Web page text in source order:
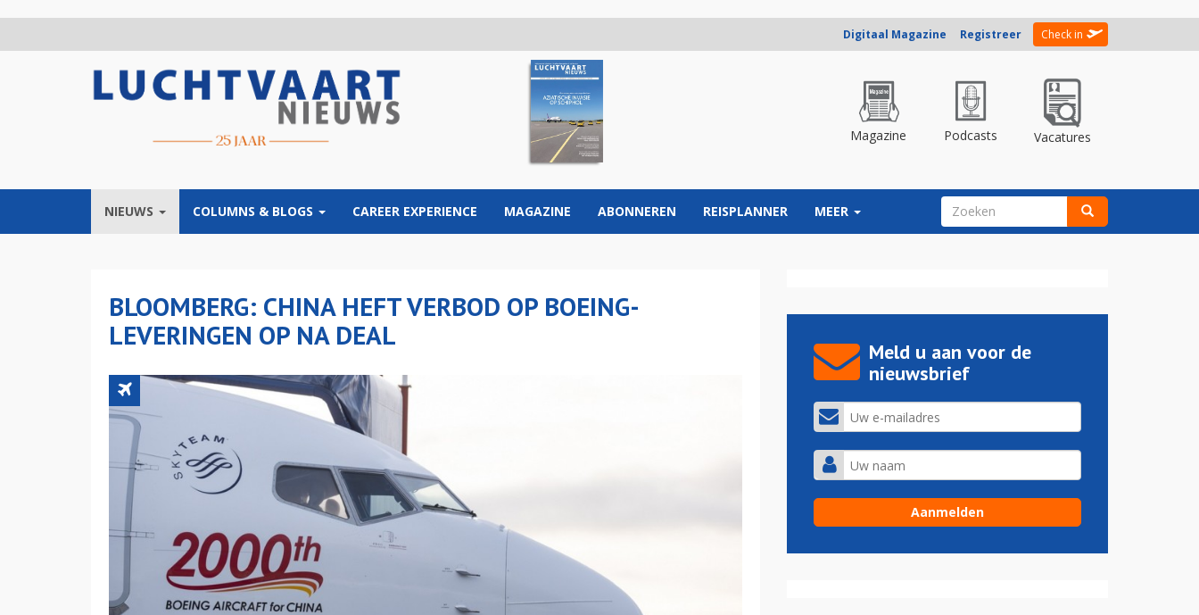
Digitaal Magazine Registreer Check in
Magazine Podcasts Vacatures
NIEUWS COLUMNS & BLOGS CAREER EXPERIENCE MAGAZINE ABONNEREN REISPLANNER MEER ZOEKVELD
BLOOMBERG: CHINA HEFT VERBOD OP BOEING-
LEVERINGEN OP NA DEAL
Meld u aan voor de
nieuwsbrief